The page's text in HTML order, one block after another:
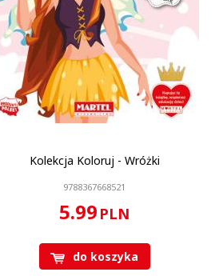
Kolekcja Koloruj - Wróżki
9788367668521
5.99 PLN
do koszyka